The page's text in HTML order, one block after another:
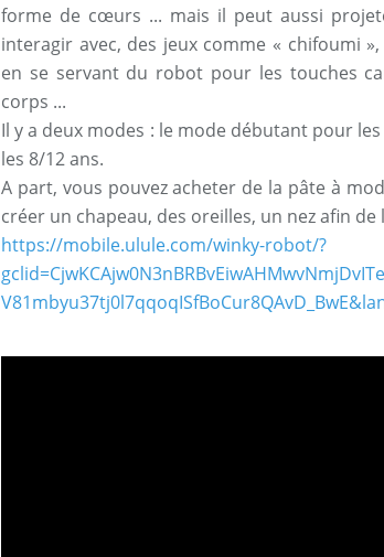
forme de cœurs ... mais il peut aussi
interagir avec, des jeux comme « chifoumi
en se servant du robot pour les touches
corps ...
Il y a deux modes : le mode débutant pour
les 8/12 ans.
A part, vous pouvez acheter de la pâte à
créer un chapeau, des oreilles, un nez afin
https://mobile.ulule.com/winky-robot/?